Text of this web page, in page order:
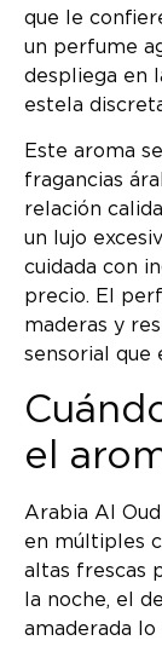
que le
un perfume
despliega en
estela
Este aroma
fragancias
relación
un lujo
cuidada con
precio. El
maderas y
sensorial que
el
Arabia Al
en múltiples
altas frescas
la noche, el
amaderada